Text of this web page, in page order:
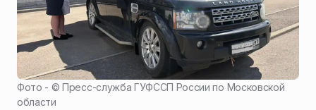
Фото - ©Пресс-служба ГУФССП России по Московской
области